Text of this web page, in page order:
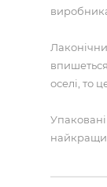
оселі, то